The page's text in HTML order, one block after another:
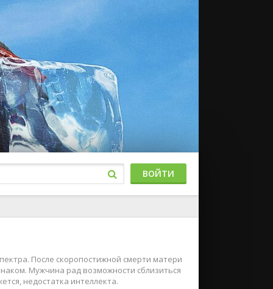
ВОЙТИ
После скоропостижной смерти матери
Мужчина рад возможности сблизиться
недостатка интеллекта.